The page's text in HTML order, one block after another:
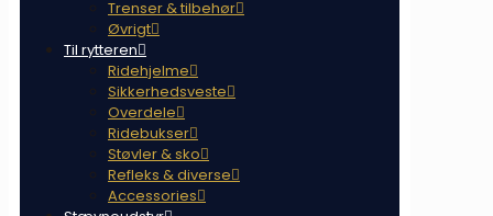
Trenser & tilbehør
Øvrigt
Til rytteren
Ridehjelme
Sikkerhedsveste
Overdele
Ridebukser
Støvler & sko
Refleks & diverse
Accessories